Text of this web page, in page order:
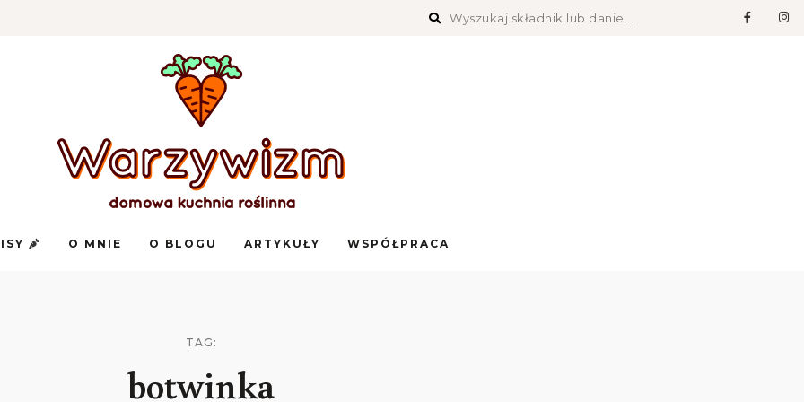
Warzywizm
kuchnia
roślinna
O MNIE O BLOGU ARTYKUŁY WSPÓŁPRACA
TAG:
botwinka